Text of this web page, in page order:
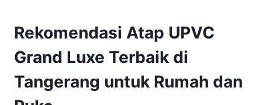
Rekomendasi Atap UPVC
Grand Luxe Terbaik di
Tangerang untuk Rumah dan